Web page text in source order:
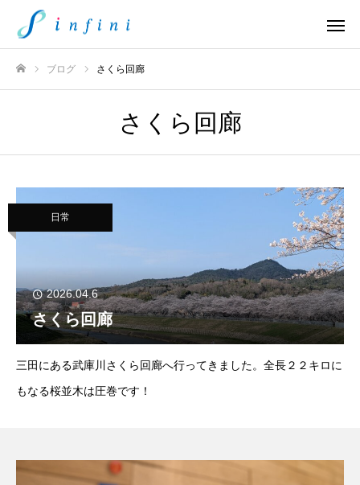
ブログ さくら回廊
さくら回廊
日常
2026.04.6
さくら回廊
三田にある武庫川さくら回廊へ行ってきました。全長２２キロに
もなる桜並木は圧巻です！